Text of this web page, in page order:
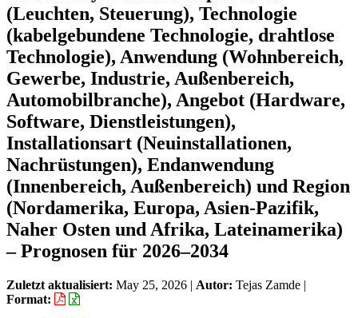
(Leuchten, Steuerung), Technologie
(kabelgebundene Technologie, drahtlose
Technologie), Anwendung (Wohnbereich,
Gewerbe, Industrie, Außenbereich,
Automobilbranche), Angebot (Hardware,
Software, Dienstleistungen),
Installationsart (Neuinstallationen,
Nachrüstungen), Endanwendung
(Innenbereich, Außenbereich) und Region
(Nordamerika, Europa, Asien-Pazifik,
Naher Osten und Afrika, Lateinamerika)
– Prognosen für 2026–2034
Zuletzt aktualisiert: May 25, 2026 | Autor: Tejas Zamde |
Format: